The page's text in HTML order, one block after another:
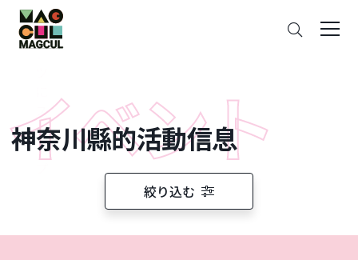
ン
テ
ン
ス
キ
ッ
神奈川縣的活動信息
絞り込む